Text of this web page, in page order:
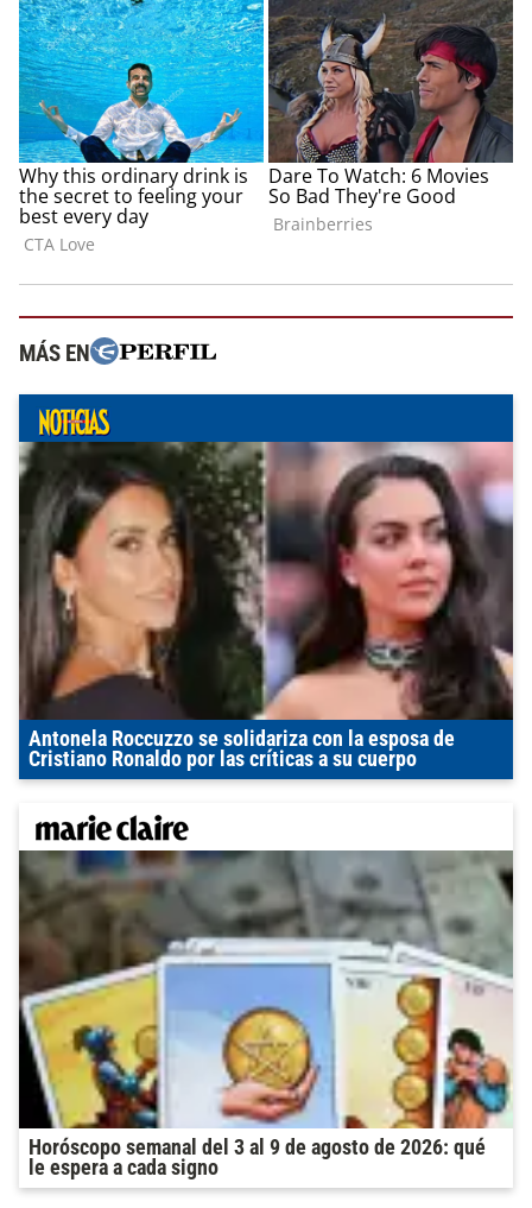
MÁS EN
Antonela Roccuzzo se solidariza con la esposa de
Cristiano Ronaldo por las críticas a su cuerpo
Horóscopo semanal del 3 al 9 de agosto de 2026: qué
le espera a cada signo